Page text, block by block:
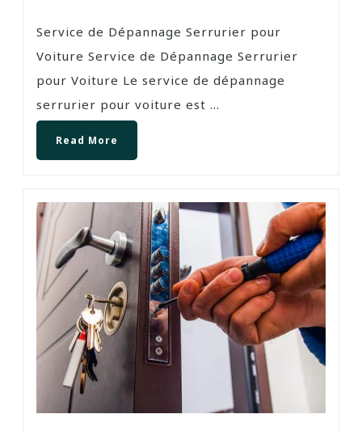
Service de Dépannage Serrurier pour
Voiture Service de Dépannage Serrurier
pour Voiture Le service de dépannage
serrurier pour voiture est ...
Read More